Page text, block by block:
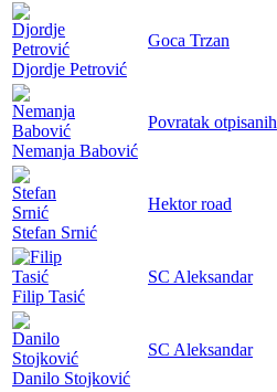
Djordje Petrović
Goca Trzan
Nemanja Babović
Povratak otpisanih
Stefan Srnić
Hektor road
Filip Tasić
SC Aleksandar
Danilo Stojković
SC Aleksandar